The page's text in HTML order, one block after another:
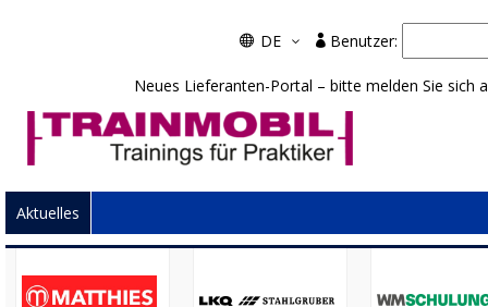
 DE 3  Benutzer:
Neues Lieferanten-Portal – bitte melden Sie sich
Aktuelles
Unsere Großhändler